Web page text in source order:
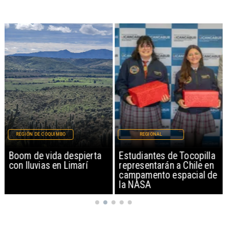
Boom de vida despierta
con lluvias en Limarí
REGIÓN DE COQUIMBO
Estudiantes de Tocopilla
representarán a Chile en
campamento espacial de
la NASA
REGIONAL